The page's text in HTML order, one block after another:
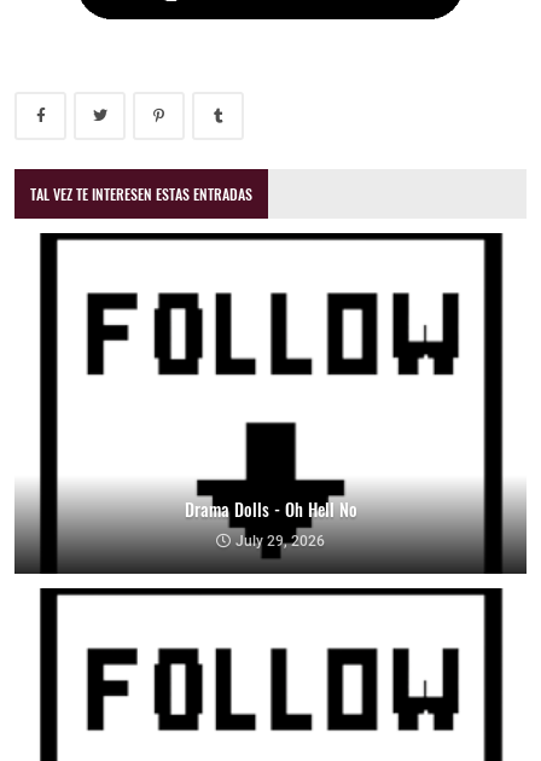
TAL VEZ TE INTERESEN ESTAS ENTRADAS
Drama Dolls - Oh Hell No
July 29, 2026